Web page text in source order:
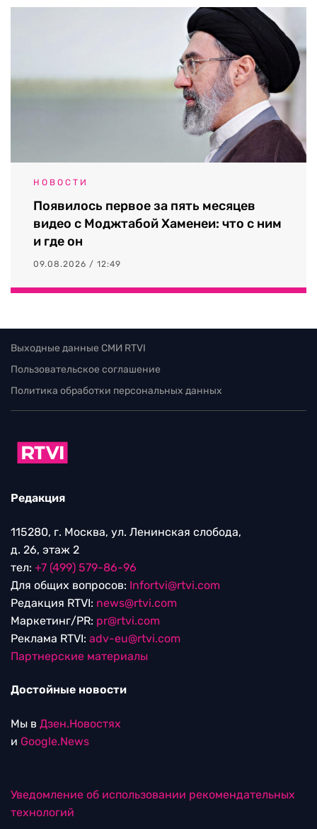
НОВОСТИ
Появилось первое за пять месяцев
видео с Моджтабой Хаменеи: что с ним
и где он
09.08.2026 / 12:49
Выходные данные СМИ RTVI
Пользовательское соглашение
Политика обработки персональных данных
Редакция
115280, г. Москва, ул. Ленинская слобода,
д. 26, этаж 2
тел: +7 (499) 579-86-96
Для общих вопросов: Infortvi@rtvi.com
Редакция RTVI: news@rtvi.com
Маркетинг/PR: pr@rtvi.com
Реклама RTVI: adv-eu@rtvi.com
Партнерские материалы
Достойные новости
Мы в Дзен.Новостях
и Google.News
Уведомление об использовании рекомендательных
технологий